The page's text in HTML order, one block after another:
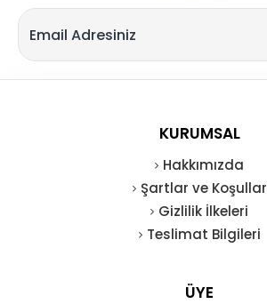
KURUMSAL
Hakkımızda
Şartlar ve Koşullar
Gizlilik İlkeleri
Teslimat Bilgileri
ÜYE